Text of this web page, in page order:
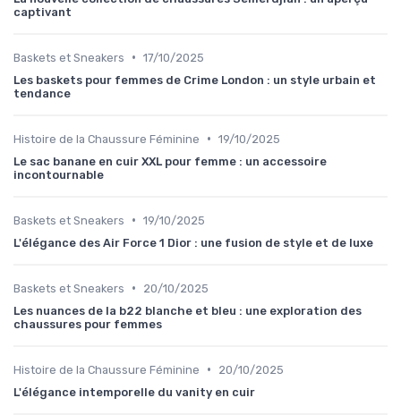
captivant
Baskets et Sneakers • 17/10/2025
Les baskets pour femmes de Crime London : un style urbain et
tendance
Histoire de la Chaussure Féminine • 19/10/2025
Le sac banane en cuir XXL pour femme : un accessoire
incontournable
Baskets et Sneakers • 19/10/2025
L'élégance des Air Force 1 Dior : une fusion de style et de luxe
Baskets et Sneakers •
20/10/2025
Les nuances de la b22 blanche et bleu : une exploration des
chaussures pour femmes
Histoire de la Chaussure Féminine •
20/10/2025
L'élégance intemporelle du vanity en cuir